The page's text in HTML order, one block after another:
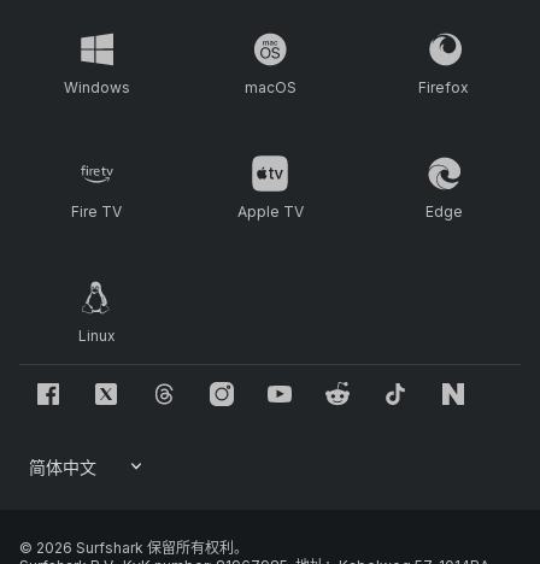
Windows macOS Firefox
Fire TV Apple TV Edge
Linux
© 2026 Surfshark 保留所有权利。